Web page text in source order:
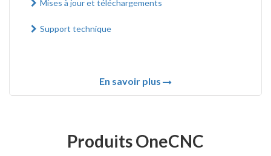
Mises à jour et téléchargements
Support technique
En savoir plus
Produits OneCNC